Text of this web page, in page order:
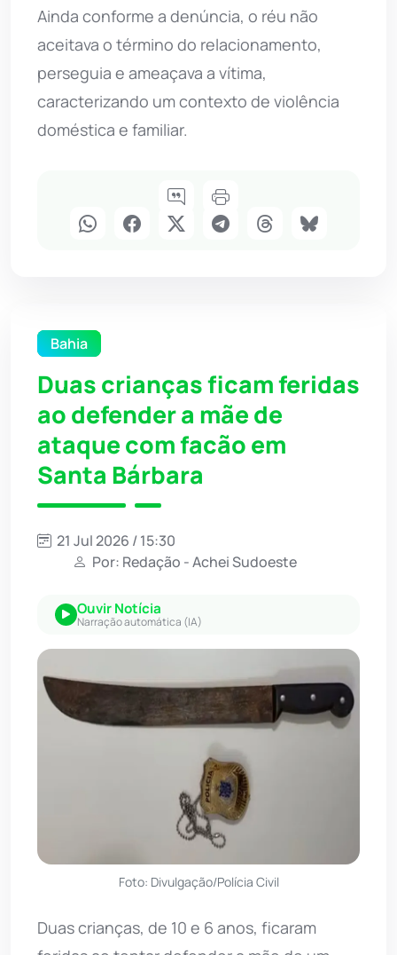
Ainda conforme a denúncia, o réu não
aceitava o término do relacionamento,
perseguia e ameaçava a vítima,
caracterizando um contexto de violência
doméstica e familiar.
Bahia
Duas crianças ficam feridas
ao defender a mãe de
ataque com facão em
Santa Bárbara
21 Jul 2026 / 15:30
Por: Redação - Achei Sudoeste
Ouvir Notícia
Narração automática (IA)
Foto: Divulgação/Polícia Civil
Duas crianças, de 10 e 6 anos, ficaram